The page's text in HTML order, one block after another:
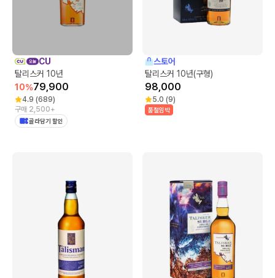
CU
탈리스커 10년
10%79,900
4.9 (689)
구매 2,500+
골라담기 할인
스토어
탈리스커 10년(구형)
98,000
5.0 (9)
품절임박